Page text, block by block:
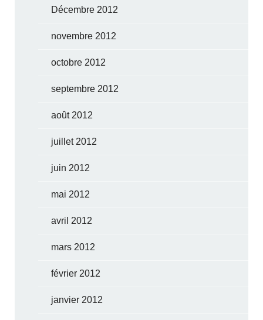
Décembre 2012
novembre 2012
octobre 2012
septembre 2012
août 2012
juillet 2012
juin 2012
mai 2012
avril 2012
mars 2012
février 2012
janvier 2012